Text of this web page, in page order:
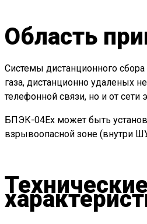
Область
Системы дистанционного
газа, дистанционно удаленых
телефонной связи, но и от сети
БПЭК-04Ех может быть
взрывоопасной зоне (внутри
Технические